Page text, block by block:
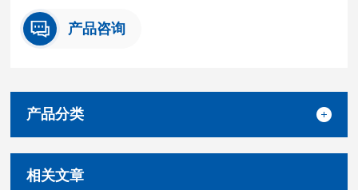
产品咨询
产品分类
相关文章